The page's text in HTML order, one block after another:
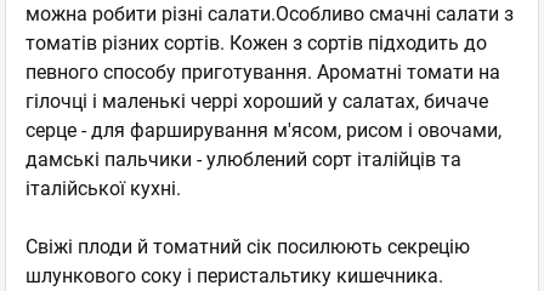
можна робити різні салати.Особливо смачні салати з
томатів різних сортів. Кожен з сортів підходить до
певного способу приготування. Ароматні томати на
гілочці і маленькі черрі хороший у салатах, бичаче
серце - для фарширування м'ясом, рисом і овочами,
дамські пальчики - улюблений сорт італійців та
італійської кухні.
Свіжі плоди й томатний сік посилюють секрецію
шлункового соку і перистальтику кишечника.